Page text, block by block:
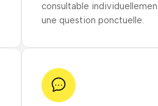
consultable
une question ponctuelle.